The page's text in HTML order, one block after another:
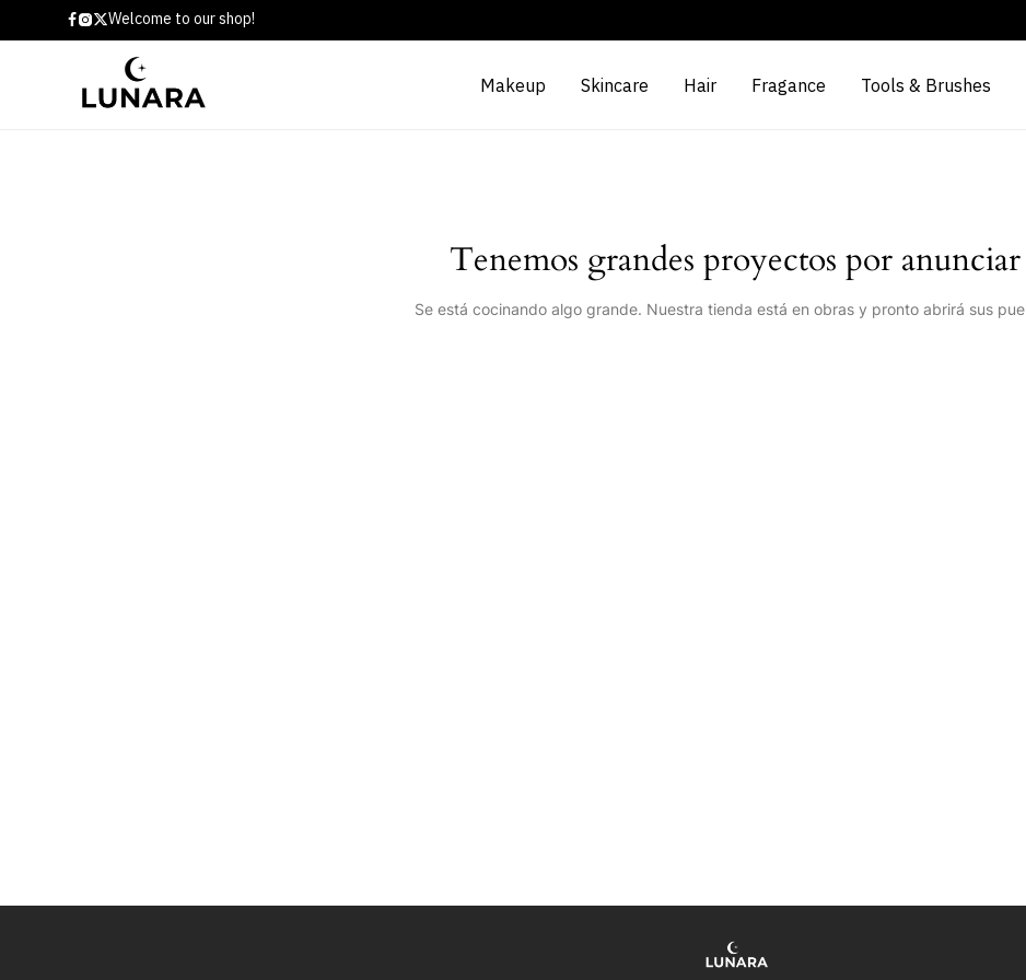
Welcome to our shop!
Makeup Skincare Hair Fragance Tools & Brushes
Tenemos grandes proyectos por anunciar
Se está cocinando algo grande. Nuestra tienda está en obras y pronto abrirá sus